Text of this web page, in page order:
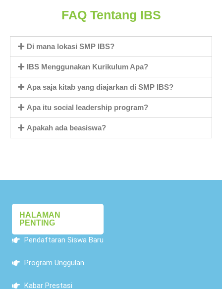
FAQ Tentang IBS
Di mana lokasi SMP IBS?
IBS Menggunakan Kurikulum Apa?
Apa saja kitab yang diajarkan di SMP IBS?
Apa itu social leadership program?
Apakah ada beasiswa?
HALAMAN
PENTING
Pendaftaran Siswa Baru
Program Unggulan
Kabar Prestasi